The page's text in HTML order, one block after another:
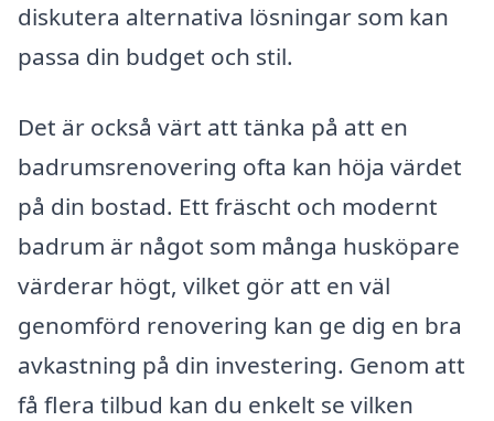
diskutera alternativa lösningar som kan
passa din budget och stil.
Det är också värt att tänka på att en
badrumsrenovering ofta kan höja värdet
på din bostad. Ett fräscht och modernt
badrum är något som många husköpare
värderar högt, vilket gör att en väl
genomförd renovering kan ge dig en bra
avkastning på din investering. Genom att
få flera tilbud kan du enkelt se vilken